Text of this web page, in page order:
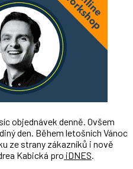
objednávek denně. Ovšem
den. Během letošních Vánoc
ze strany zákazníků i nově
Kabická pro iDNES.